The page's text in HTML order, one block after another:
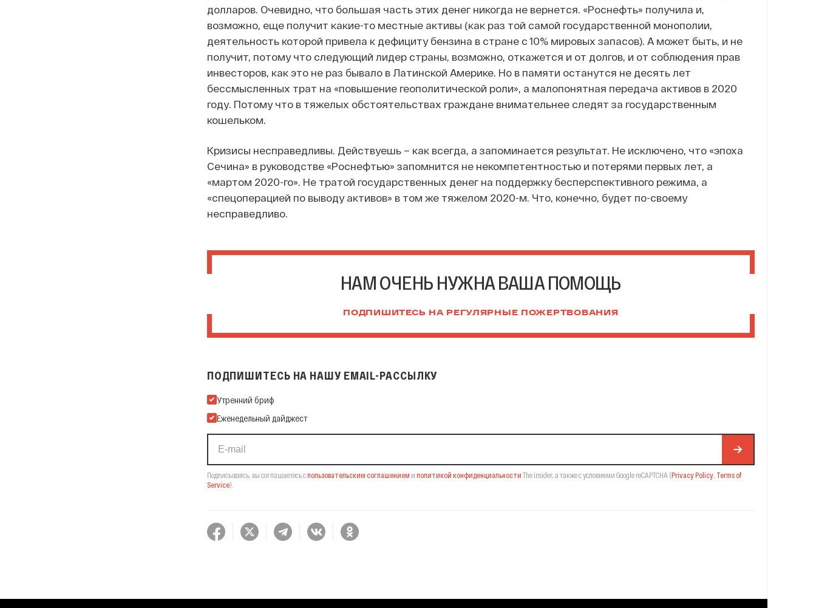
долларов. Очевидно, что большая часть этих денег никогда не вернется. «Роснефть» получила и,
возможно, еще получит какие-то местные активы (как раз той самой государственной монополии,
деятельность которой привела к дефициту бензина в стране с 10% мировых запасов). А может быть, и не
получит, потому что следующий лидер страны, возможно, откажется и от долгов, и от соблюдения прав
инвесторов, как это не раз бывало в Латинской Америке. Но в памяти останутся не десять лет
бессмысленных трат на «повышение геополитической роли», а малопонятная передача активов в 2020
году. Потому что в тяжелых обстоятельствах граждане внимательнее следят за государственным
кошельком.
Кризисы несправедливы. Действуешь – как всегда, а запоминается результат. Не исключено, что «эпоха
Сечина» в руководстве «Роснефтью» запомнится не некомпетентностью и потерями первых лет, а
«мартом 2020-го». Не тратой государственных денег на поддержку бесперспективного режима, а
«спецоперацией по выводу активов» в том же тяжелом 2020-м. Что, конечно, будет по-своему
несправедливо.
НАМ ОЧЕНЬ НУЖНА ВАША ПОМОЩЬ
ПОДПИШИТЕСЬ НА РЕГУЛЯРНЫЕ ПОЖЕРТВОВАНИЯ
ПОДПИШИТЕСЬ НА НАШУ EMAIL-РАССЫЛКУ
Подпишитесь на нашу Email-рассылку
Утренний бриф
Еженедельный дайджест
Подписываясь, вы соглашаетесь спользовательским соглашением и политикой конфиденциальности The Insider, а также с условиями Google reCAPTCHA (Privacy Policy, Terms of
Service).